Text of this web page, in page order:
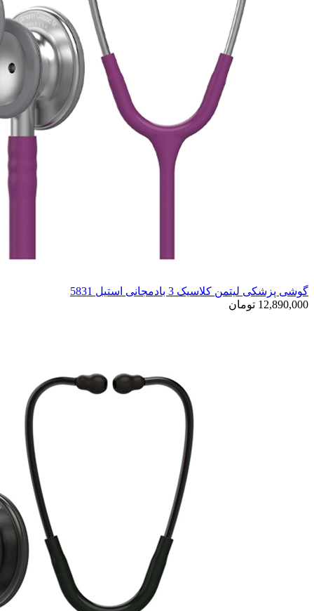
گوشی پزشکی لیتمن کلاسیک 3 بادمجانی استیل 5831
12,890,000 تومان